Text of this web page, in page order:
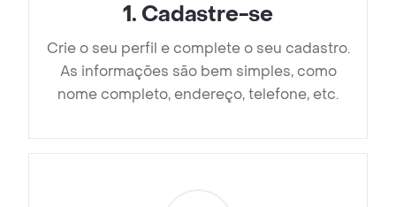
1. Cadastre-se
Crie o seu perfil e complete o seu cadastro.
As informações são bem simples, como
nome completo, endereço, telefone, etc.